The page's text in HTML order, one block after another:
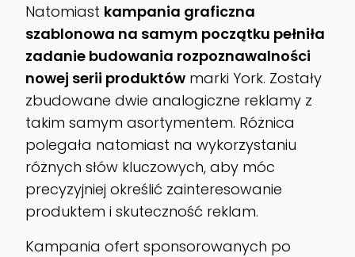
Natomiast kampania graficzna
szablonowa na samym początku pełniła
zadanie budowania rozpoznawalności
nowej serii produktów marki York. Zostały
zbudowane dwie analogiczne reklamy z
takim samym asortymentem. Różnica
polegała natomiast na wykorzystaniu
różnych słów kluczowych, aby móc
precyzyjniej określić zainteresowanie
produktem i skuteczność reklam.
Kampania ofert sponsorowanych po